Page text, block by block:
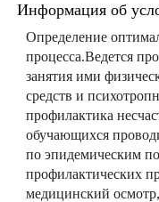
Информация об
Определение
процесса.Ведется
занятия ими
средств и
профилактика
обучающихся
по эпидемическим
профилактических
медицинский